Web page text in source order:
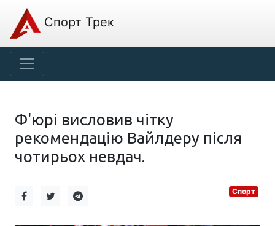
Спорт Трек
Ф'юрі висловив чітку
рекомендацію Вайлдеру після
чотирьох невдач.
Спорт